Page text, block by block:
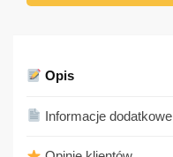
Opis
Informacje dodatkowe